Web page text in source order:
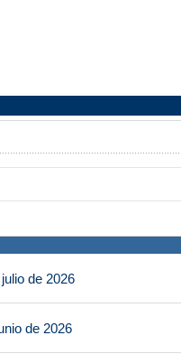
de 2026
de 2026